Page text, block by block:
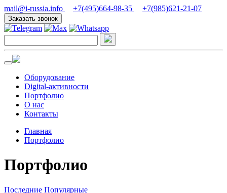
mail@i-russia.info +7(495)664-98-35 +7(985)621-21-07
Заказать звонок
Оборудование
Digital-активности
Портфолио
О нас
Контакты
Главная
Портфолио
Портфолио
Последние Популярные